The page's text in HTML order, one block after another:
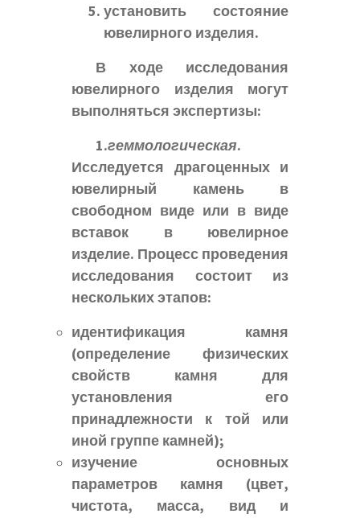
установить состояние
ювелирного изделия.
В ходе исследования
ювелирного изделия могут
выполняться экспертизы:
1.геммологическая.
Исследуется драгоценных и
ювелирный камень в
свободном виде или в виде
вставок в ювелирное
изделие. Процесс проведения
исследования состоит из
нескольких этапов:
идентификация камня
(определение физических
свойств камня для
установления его
принадлежности к той или
иной группе камней);
изучение основных
параметров камня (цвет,
чистота, масса, вид и